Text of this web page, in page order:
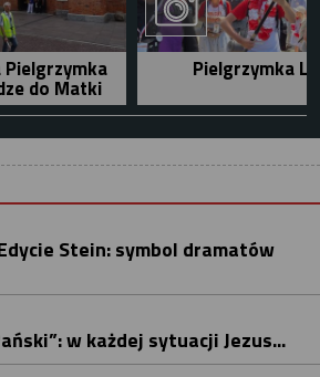
Pielgrzymka
do Matki
Pielgrzymka
Stein: symbol dramatów
w każdej sytuacji Jezus...